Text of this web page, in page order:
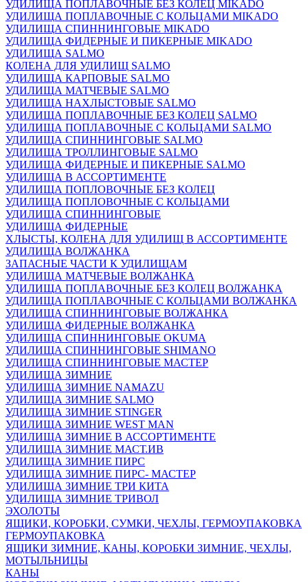
УДИЛИЩА ПОПЛАВОЧНЫЕ БЕЗ КОЛЕЦ MIKADO
УДИЛИЩА ПОПЛАВОЧНЫЕ С КОЛЬЦАМИ MIKADO
УДИЛИЩА СПИННИНГОВЫЕ MIKADO
УДИЛИЩА ФИДЕРНЫЕ И ПИКЕРНЫЕ MIKADO
УДИЛИЩА SALMO
КОЛЕНА ДЛЯ УДИЛИЩ SALMO
УДИЛИЩА КАРПОВЫЕ SALMO
УДИЛИЩА МАТЧЕВЫЕ SALMO
УДИЛИЩА НАХЛЫСТОВЫЕ SALMO
УДИЛИЩА ПОПЛАВОЧНЫЕ БЕЗ КОЛЕЦ SALMO
УДИЛИЩА ПОПЛАВОЧНЫЕ С КОЛЬЦАМИ SALMO
УДИЛИЩА СПИННИНГОВЫЕ SALMO
УДИЛИЩА ТРОЛЛИНГОВЫЕ SALMO
УДИЛИЩА ФИДЕРНЫЕ И ПИКЕРНЫЕ SALMO
УДИЛИЩА В АССОРТИМЕНТЕ
УДИЛИЩА ПОПЛОВОЧНЫЕ БЕЗ КОЛЕЦ
УДИЛИЩА ПОПЛОВОЧНЫЕ С КОЛЬЦАМИ
УДИЛИЩА СПИННИНГОВЫЕ
УДИЛИЩА ФИДЕРНЫЕ
ХЛЫСТЫ, КОЛЕНА ДЛЯ УДИЛИЩ В АССОРТИМЕНТЕ
УДИЛИЩА ВОЛЖАНКА
ЗАПАСНЫЕ ЧАСТИ К УДИЛИЩАМ
УДИЛИЩА МАТЧЕВЫЕ ВОЛЖАНКА
УДИЛИЩА ПОПЛАВОЧНЫЕ БЕЗ КОЛЕЦ ВОЛЖАНКА
УДИЛИЩА ПОПЛАВОЧНЫЕ С КОЛЬЦАМИ ВОЛЖАНКА
УДИЛИЩА СПИННИНГОВЫЕ ВОЛЖАНКА
УДИЛИЩА ФИДЕРНЫЕ ВОЛЖАНКА
УДИЛИЩА СПИННИНГОВЫЕ OKUMA
УДИЛИЩА СПИННИНГОВЫЕ SHIMANO
УДИЛИЩА СПИННИНГОВЫЕ МАСТЕР
УДИЛИЩА ЗИМНИЕ
УДИЛИЩА ЗИМНИЕ NAMAZU
УДИЛИЩА ЗИМНИЕ SALMO
УДИЛИЩА ЗИМНИЕ STINGER
УДИЛИЩА ЗИМНИЕ WEST MAN
УДИЛИЩА ЗИМНИЕ В АССОРТИМЕНТЕ
УДИЛИЩА ЗИМНИЕ МАСТ.ИВ
УДИЛИЩА ЗИМНИЕ ПИРС
УДИЛИЩА ЗИМНИЕ ПИРС- МАСТЕР
УДИЛИЩА ЗИМНИЕ ТРИ КИТА
УДИЛИЩА ЗИМНИЕ ТРИВОЛ
ЭХОЛОТЫ
ЯЩИКИ, КОРОБКИ, СУМКИ, ЧЕХЛЫ, ГЕРМОУПАКОВКА
ГЕРМОУПАКОВКА
ЯЩИКИ ЗИМНИЕ, КАНЫ, КОРОБКИ ЗИМНИЕ, ЧЕХЛЫ,
МОТЫЛЬНИЦЫ
КАНЫ